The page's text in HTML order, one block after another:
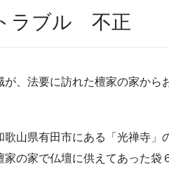
ラブル 不正
、法要に訪れた檀家の家から
山県有田市にある「光禅寺」
家の家で仏壇に供えてあった